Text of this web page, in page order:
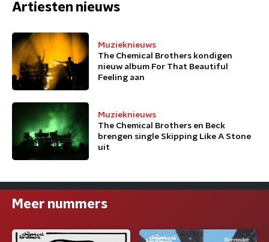
Artiesten nieuws
Muzieknieuws
The Chemical Brothers kondigen
nieuw album For That Beautiful
Feeling aan
Muzieknieuws
The Chemical Brothers en Beck
brengen single Skipping Like A Stone
uit
Meer nummers